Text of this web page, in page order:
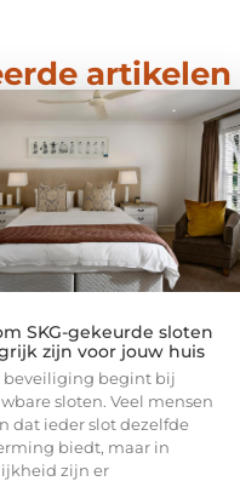
artikelen
SKG-gekeurde sloten
zijn voor jouw huis
beveiliging begint bij
sloten. Veel mensen
dat ieder slot dezelfde
biedt, maar in
zijn er